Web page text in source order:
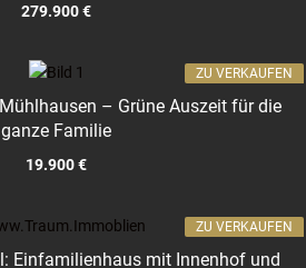
279.900 €
– Grüne Auszeit für die
ganze Familie
19.900 €
ZU VERKAUFEN
Einfamilienhaus mit Innenhof und
ZU VERKAUFEN